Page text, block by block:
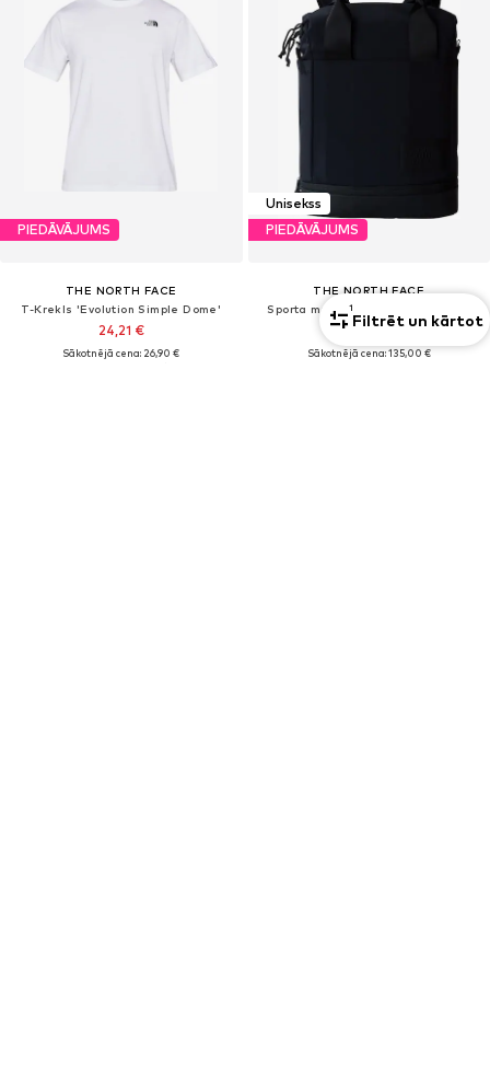
PIEDĀVĀJUMS
THE NORTH FACE
T-Krekls 'Evolution Simple Dome'
24,21 €
Sākotnējā cena: 26,90 €
Unisekss
PIEDĀVĀJUMS
THE NORTH FACE
Sporta mugursoma 'NEVER STOP'
108,00 €
Sākotnējā cena: 135,00 €
1
Filtrēt un kārtot